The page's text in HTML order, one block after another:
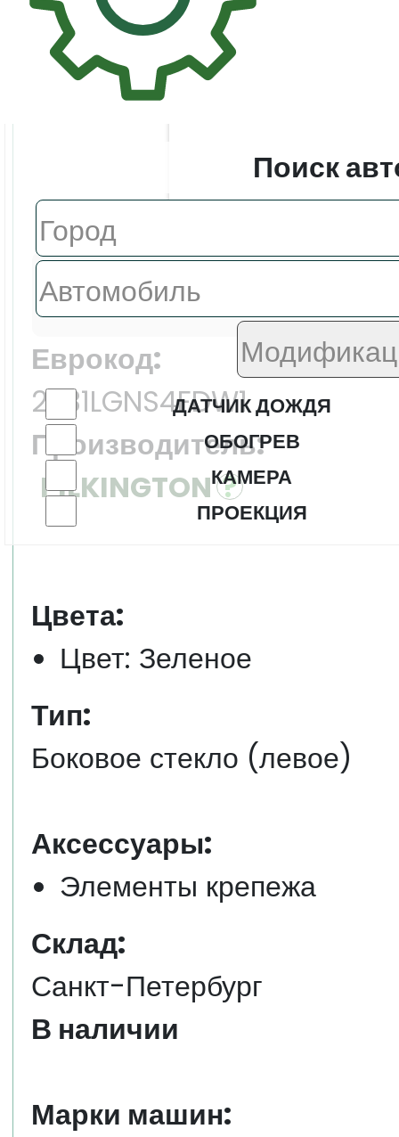
Поиск
ДАТЧИК ДОЖДЯ
ОБОГРЕВ
КАМЕРА
ПРОЕКЦИЯ
Цена:6324.0 ₽
Еврокод:
2431LGNS4FDW1
Производитель:
PILKINGTON
Цвета:
Цвет: Зеленое
Тип:
Боковое стекло (левое)
Аксессуары:
Элементы крепежа
Склад:
Санкт-Петербург
В наличии
Марки машин: